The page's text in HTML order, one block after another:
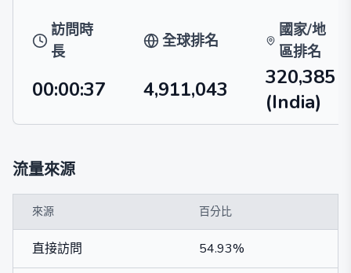
訪問時
長
全球排名
國家/地
區排名
00:00:37 4,911,043
320,385
(India)
流量來源
來源 百分比
直接訪問 54.93%